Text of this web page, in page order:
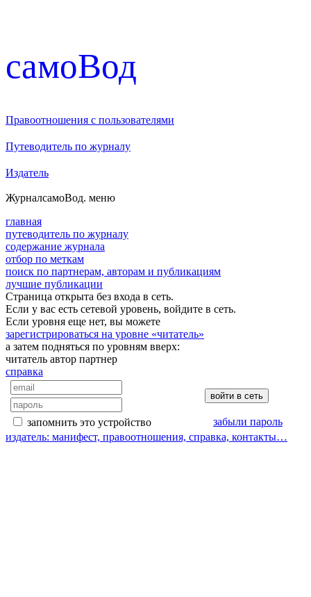
cамоВод
Правоотношения с пользователями
Путеводитель по журналу
Издатель
ЖурналсамоВод. меню
главная
путеводитель по журналу
содержание журнала
отбор по меткам
поиск по партнерам, авторам и публикациям
лучшие публикации
Страница открыта без входа в сеть.
Если у вас есть сетевой уровень, войдите в сеть.
Если уровня еще нет, вы можете
зарегистрироваться на уровне «читатель»
а затем подняться по уровням вверх:
читатель автор партнер
справка
запомнить это устройство
забыли пароль
издатель: манифест, правоотношения, справка, контакты…